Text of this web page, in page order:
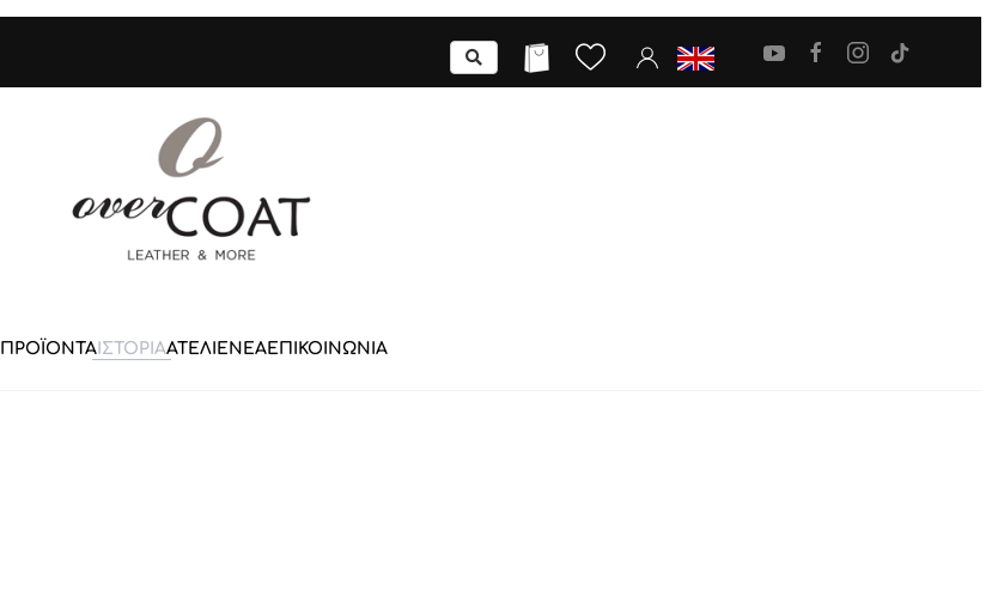
ΠΡΟΪΟΝΤΑ ΙΣΤΟΡΙΑΑΤΕΛΙΕΝΕΑΕΠΙΚΟΙΝΩΝΙΑ